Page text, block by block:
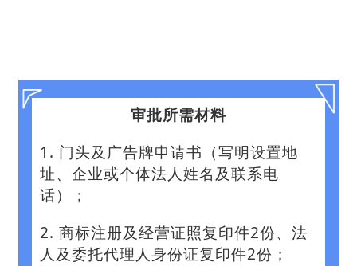
审批所需材料
1. 门头及广告牌申请书（写明设置地
址、企业或个体法人姓名及联系电
话）；
2. 商标注册及经营证照复印件2份、法
人及委托代理人身份证复印件2份；